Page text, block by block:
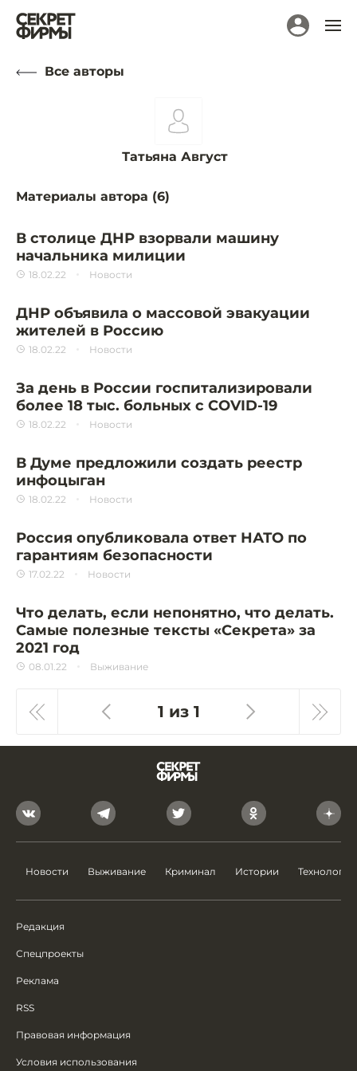
Все авторы
Татьяна Август
Материалы автора (6)
В столице ДНР взорвали машину
начальника милиции
18.02.22 Новости
ДНР объявила о массовой эвакуации
жителей в Россию
18.02.22 Новости
За день в России госпитализировали
более 18 тыс. больных с COVID-19
18.02.22 Новости
В Думе предложили создать реестр
инфоцыган
18.02.22 Новости
Россия опубликовала ответ НАТО по
гарантиям безопасности
17.02.22 Новости
Что делать, если непонятно, что делать.
Самые полезные тексты «Секрета» за
2021 год
08.01.22 Выживание
1 из 1
Новости Выживание Криминал Истории Технологии
Редакция
Спецпроекты
Реклама
RSS
Правовая информация
Условия использования